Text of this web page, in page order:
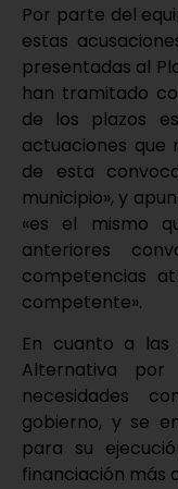
Por parte del
estas
presentadas al
han tramitado
de los plazos
actuaciones que
de esta
municipio», y
«es el mismo
anteriores
competencias
competente».
En cuanto a las
Alternativa por
necesidades
gobierno, y se
para su
financiación más